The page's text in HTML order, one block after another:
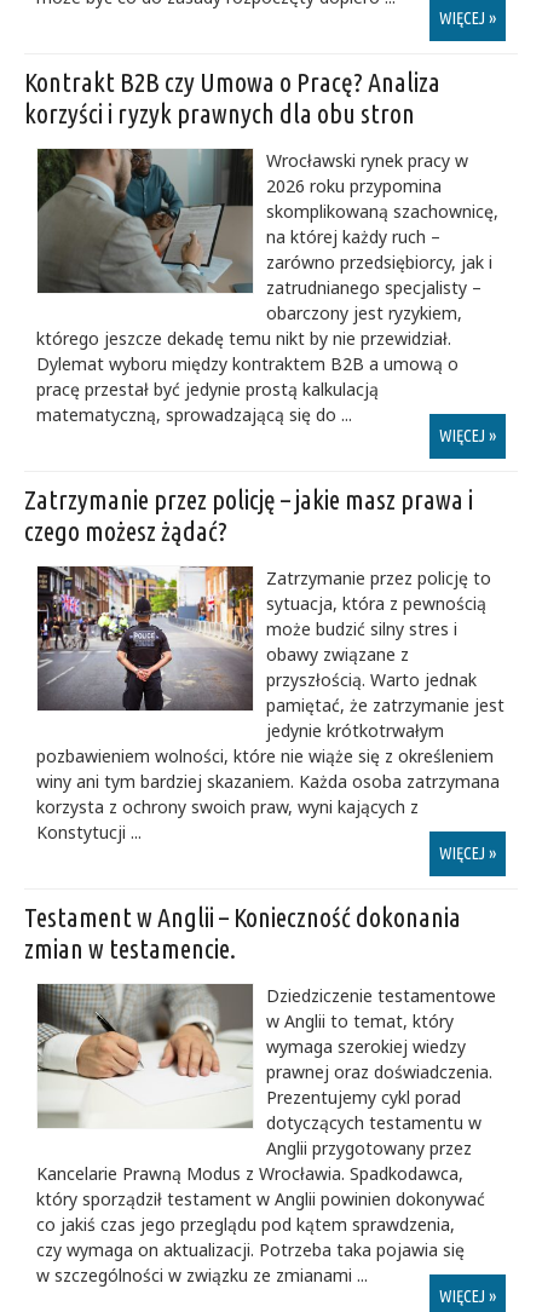
WIĘCEJ »
Kontrakt B2B czy Umowa o Pracę? Analiza
korzyści i ryzyk prawnych dla obu stron
Wrocławski rynek pracy w
2026 roku przypomina
skomplikowaną szachownicę,
na której każdy ruch –
zarówno przedsiębiorcy, jak i
zatrudnianego specjalisty –
obarczony jest ryzykiem,
którego jeszcze dekadę temu nikt by nie przewidział.
Dylemat wyboru między kontraktem B2B a umową o
pracę przestał być jedynie prostą kalkulacją
matematyczną, sprowadzającą się do ...
WIĘCEJ »
Zatrzymanie przez policję – jakie masz prawa i
czego możesz żądać?
Zatrzymanie przez policję to
sytuacja, która z pewnością
może budzić silny stres i
obawy związane z
przyszłością. Warto jednak
pamiętać, że zatrzymanie jest
jedynie krótkotrwałym
pozbawieniem wolności, które nie wiąże się z określeniem
winy ani tym bardziej skazaniem. Każda osoba zatrzymana
korzysta z ochrony swoich praw, wyni kających z
Konstytucji ...
WIĘCEJ »
Testament w Anglii – Konieczność dokonania
zmian w testamencie.
Dziedziczenie testamentowe
w Anglii to temat, który
wymaga szerokiej wiedzy
prawnej oraz doświadczenia.
Prezentujemy cykl porad
dotyczących testamentu w
Anglii przygotowany przez
Kancelarie Prawną Modus z Wrocławia. Spadkodawca,
który sporządził testament w Anglii powinien dokonywać
co jakiś czas jego przeglądu pod kątem sprawdzenia,
czy wymaga on aktualizacji. Potrzeba taka pojawia się
w szczególności w związku ze zmianami ...
WIĘCEJ »